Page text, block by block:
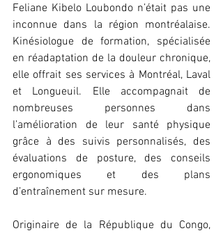
Feliane Kibelo Loubondo n’était pas une
inconnue dans la région montréalaise.
Kinésiologue de formation, spécialisée
en réadaptation de la douleur chronique,
elle offrait ses services à Montréal, Laval
et Longueuil. Elle accompagnait de
nombreuses personnes dans
l’amélioration de leur santé physique
grâce à des suivis personnalisés, des
évaluations de posture, des conseils
ergonomiques et des plans
d’entraînement sur mesure.
Originaire de la République du Congo,